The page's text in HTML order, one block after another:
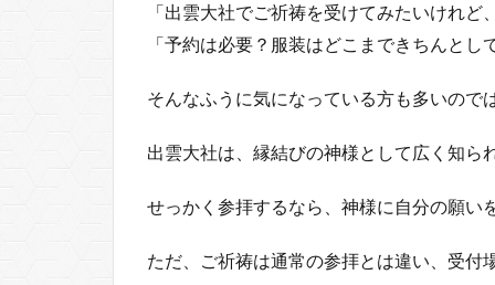
「出雲大社でご祈祷を受けてみたいけれ
「予約は必要？服装はどこまできちんとし
そんなふうに気になっている方も多いので
出雲大社は、縁結びの神様として広く知ら
せっかく参拝するなら、神様に自分の願い
ただ、ご祈祷は通常の参拝とは違い、受